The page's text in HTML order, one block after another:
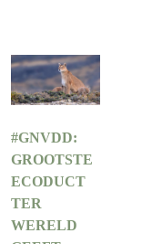
#GNVDD:
GROOTSTE
ECODUCT
TER
WERELD